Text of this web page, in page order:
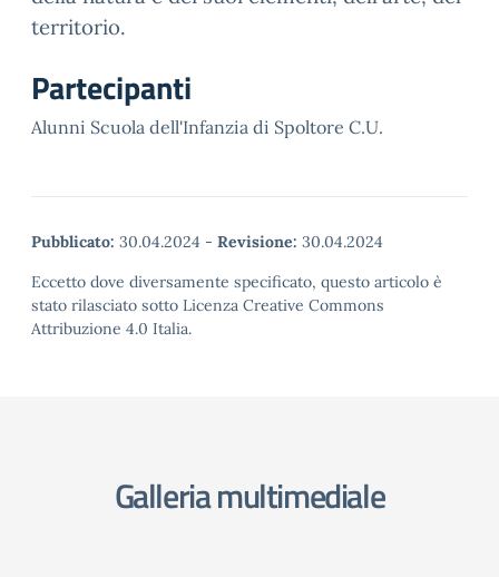
territorio.
Partecipanti
Alunni Scuola dell'Infanzia di Spoltore C.U.
Pubblicato: 30.04.2024 - Revisione: 30.04.2024
Eccetto dove diversamente specificato, questo articolo è
stato rilasciato sotto Licenza Creative Commons
Attribuzione 4.0 Italia.
Galleria multimediale